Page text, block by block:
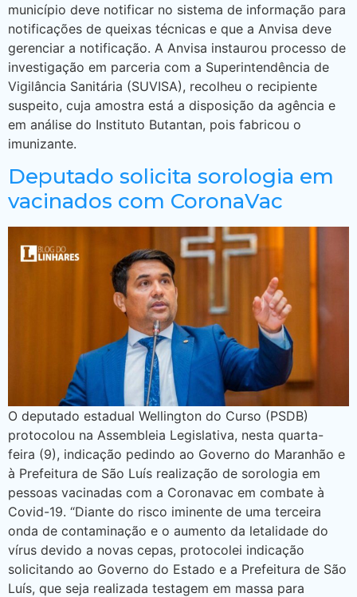
município deve notificar no sistema de informação para
notificações de queixas técnicas e que a Anvisa deve
gerenciar a notificação. A Anvisa instaurou processo de
investigação em parceria com a Superintendência de
Vigilância Sanitária (SUVISA), recolheu o recipiente
suspeito, cuja amostra está a disposição da agência e
em análise do Instituto Butantan, pois fabricou o
imunizante.
Deputado solicita sorologia em
vacinados com CoronaVac
O deputado estadual Wellington do Curso (PSDB)
protocolou na Assembleia Legislativa, nesta quarta-
feira (9), indicação pedindo ao Governo do Maranhão e
à Prefeitura de São Luís realização de sorologia em
pessoas vacinadas com a Coronavac em combate à
Covid-19. “Diante do risco iminente de uma terceira
onda de contaminação e o aumento da letalidade do
vírus devido a novas cepas, protocolei indicação
solicitando ao Governo do Estado e a Prefeitura de São
Luís, que seja realizada testagem em massa para